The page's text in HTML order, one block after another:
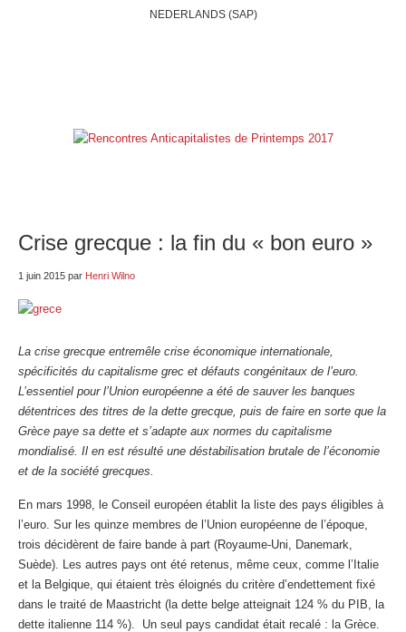
NEDERLANDS (SAP)
Crise grecque : la fin du « bon euro »
1 juin 2015 par Henri Wilno
La crise grecque entremêle crise économique internationale,
spécificités du capitalisme grec et défauts congénitaux de l’euro.
L’essentiel pour l’Union européenne a été de sauver les banques
détentrices des titres de la dette grecque, puis de faire en sorte que la
Grèce paye sa dette et s’adapte aux normes du capitalisme
mondialisé. Il en est résulté une déstabilisation brutale de l’économie
et de la société grecques.
En mars 1998, le Conseil européen établit la liste des pays éligibles à
l’euro. Sur les quinze membres de l’Union européenne de l’époque,
trois décidèrent de faire bande à part (Royaume-Uni, Danemark,
Suède). Les autres pays ont été retenus, même ceux, comme l’Italie
et la Belgique, qui étaient très éloignés du critère d’endettement fixé
dans le traité de Maastricht (la dette belge atteignait 124 % du PIB, la
dette italienne 114 %). Un seul pays candidat était recalé : la Grèce.